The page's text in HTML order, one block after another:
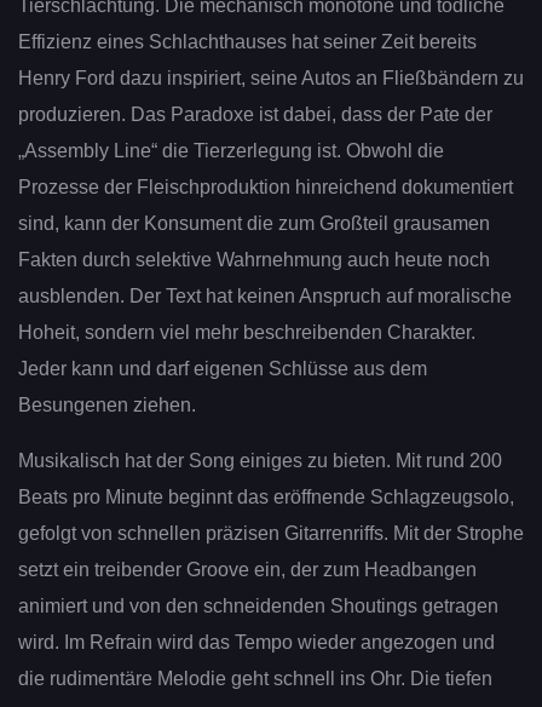
Tierschlachtung. Die mechanisch monotone und tödliche
Effizienz eines Schlachthauses hat seiner Zeit bereits
Henry Ford dazu inspiriert, seine Autos an Fließbändern zu
produzieren. Das Paradoxe ist dabei, dass der Pate der
„Assembly Line“ die Tierzerlegung ist. Obwohl die
Prozesse der Fleischproduktion hinreichend dokumentiert
sind, kann der Konsument die zum Großteil grausamen
Fakten durch selektive Wahrnehmung auch heute noch
ausblenden. Der Text hat keinen Anspruch auf moralische
Hoheit, sondern viel mehr beschreibenden Charakter.
Jeder kann und darf eigenen Schlüsse aus dem
Besungenen ziehen.
Musikalisch hat der Song einiges zu bieten. Mit rund 200
Beats pro Minute beginnt das eröffnende Schlagzeugsolo,
gefolgt von schnellen präzisen Gitarrenriffs. Mit der Strophe
setzt ein treibender Groove ein, der zum Headbangen
animiert und von den schneidenden Shoutings getragen
wird. Im Refrain wird das Tempo wieder angezogen und
die rudimentäre Melodie geht schnell ins Ohr. Die tiefen